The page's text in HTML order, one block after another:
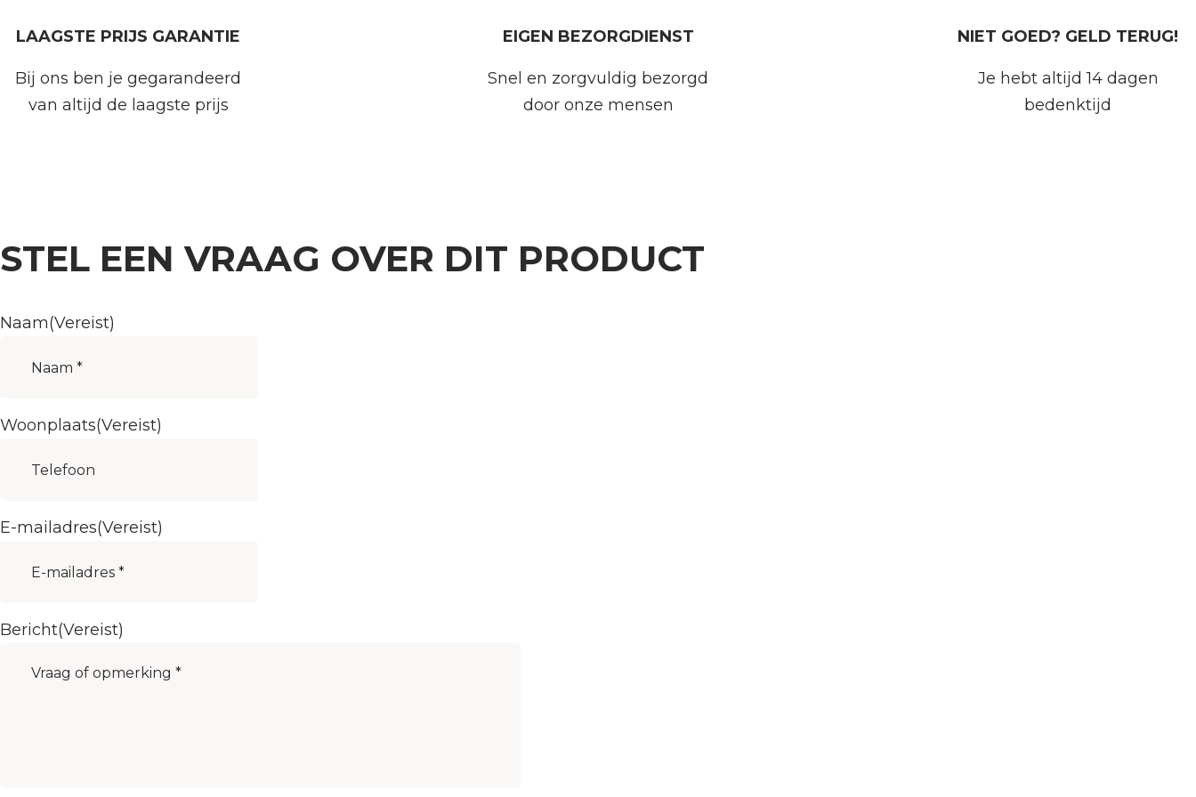
LAAGSTE PRIJS GARANTIE
Bij ons ben je gegarandeerd
van altijd de laagste prijs
EIGEN BEZORGDIENST
Snel en zorgvuldig bezorgd
door onze mensen
NIET GOED? GELD TERUG!
Je hebt altijd 14 dagen
bedenktijd
STEL EEN VRAAG OVER DIT PRODUCT
Naam(Vereist)
Woonplaats(Vereist)
E-mailadres(Vereist)
Bericht(Vereist)